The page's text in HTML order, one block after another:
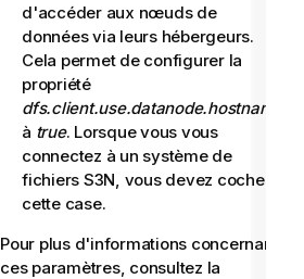
d'accéder aux nœuds de
données via leurs hébergeurs.
Cela permet de configurer la
propriété
dfs.client.use.datanode.hostname
à true. Lorsque vous vous
connectez à un système de
fichiers S3N, vous devez cocher
cette case.
Pour plus d'informations concernant
ces paramètres, consultez la